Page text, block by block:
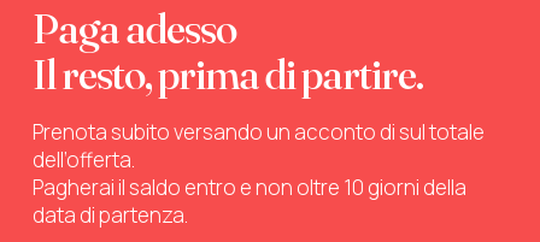
Paga adesso
Il resto, prima di partire.
Prenota subito versando un acconto di sul totale
dell’offerta.
Pagherai il saldo entro e non oltre 10 giorni della
data di partenza.